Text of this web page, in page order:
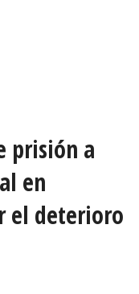
prisión a
en
el deterioro